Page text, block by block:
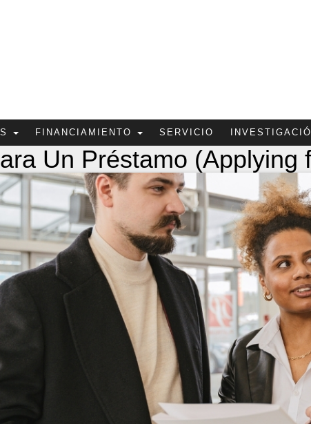
FINANCIAMIENTO SERVICIO
Un Préstamo (Applying